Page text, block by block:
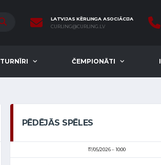
LATVIJAS KĒRLINGA ASOCIĀCIJA
CURLING@CURLING.LV
TURNĪRI ČEMPIONĀTI
PĒDĒJĀS SPĒLES
17/05/2026 10:00